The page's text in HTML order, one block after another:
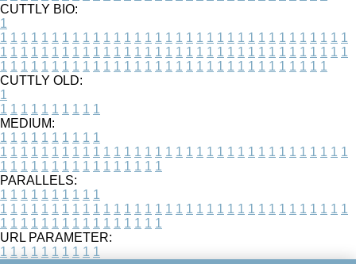
CUTTLY BIO:
1
1 1 1 1 1 1 1 1 1 1 1 1 1 1 1 1 1 1 1 1 1 1 1 1 1 1 1 1 1 1 1 1 1 1
1 1 1 1 1 1 1 1 1 1 1 1 1 1 1 1 1 1 1 1 1 1 1 1 1 1 1 1 1 1 1 1 1 1
1 1 1 1 1 1 1 1 1 1 1 1 1 1 1 1 1 1 1 1 1 1 1 1 1 1 1 1 1 1 1 1
CUTTLY OLD:
1
1 1 1 1 1 1 1 1 1 1
MEDIUM:
1 1 1 1 1 1 1 1 1 1
1 1 1 1 1 1 1 1 1 1 1 1 1 1 1 1 1 1 1 1 1 1 1 1 1 1 1 1 1 1 1 1 1 1
1 1 1 1 1 1 1 1 1 1 1 1 1 1 1 1
PARALLELS:
1 1 1 1 1 1 1 1 1 1
1 1 1 1 1 1 1 1 1 1 1 1 1 1 1 1 1 1 1 1 1 1 1 1 1 1 1 1 1 1 1 1 1 1
1 1 1 1 1 1 1 1 1 1 1 1 1 1 1 1
URL PARAMETER:
1 1 1 1 1 1 1 1 1 1